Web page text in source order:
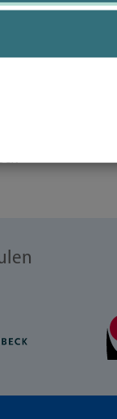
gemacht! Wir
Festtage